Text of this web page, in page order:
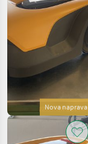
Nova naprava